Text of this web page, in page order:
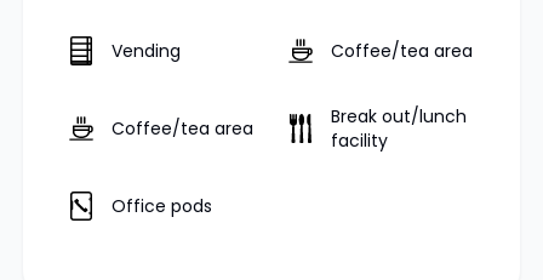
Vending Coffee/tea area
Coffee/tea area
Break out/lunch
facility
Office pods